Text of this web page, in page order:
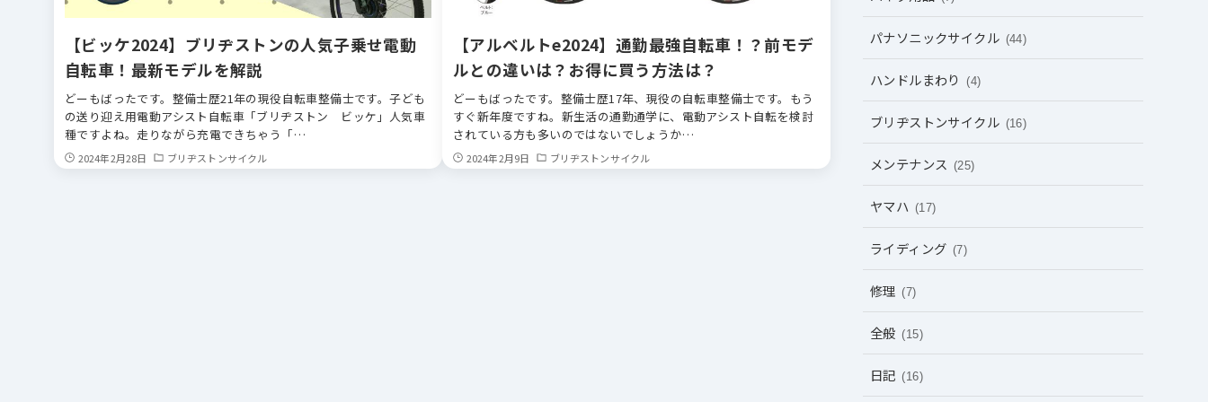
【ビッケ2024】ブリヂストンの人気子乗せ電動
自転車！最新モデルを解説
どーもばったです。整備士歴21年の現役自転車整備士です。子ども
の送り迎え用電動アシスト自転車「ブリヂストン ビッケ」人気車
種ですよね。走りながら充電できちゃう「…
2024年2月28日 ブリヂストンサイクル
【アルベルトe2024】通勤最強自転車！？前モデ
ルとの違いは？お得に買う方法は？
どーもばったです。整備士歴17年、現役の自転車整備士です。もう
すぐ新年度ですね。新生活の通勤通学に、電動アシスト自転を検討
されている方も多いのではないでしょうか…
2024年2月9日 ブリヂストンサイクル
パナソニックサイクル (44)
ハンドルまわり (4)
ブリヂストンサイクル (16)
メンテナンス (25)
ヤマハ (17)
ライディング (7)
修理 (7)
全般 (15)
日記 (16)